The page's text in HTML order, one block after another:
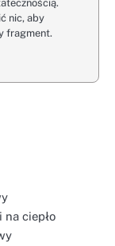
nic, aby
fragment.
na ciepło